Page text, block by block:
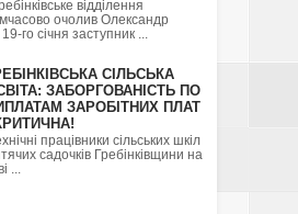
відділення
очолив Олександр
го січня заступник ...
СІЛЬСЬКА
ЗАБОРГОВАНІСТЬ ПО
ЗАРОБІТНИХ ПЛАТ
працівники сільських шкіл
садочків Гребінківщини на
...